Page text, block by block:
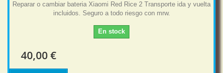
Reparar o cambiar bateria Xiaomi Red Rice 2 Transporte ida y vuelta
incluidos. Seguro a todo riesgo con mrw.
En stock
40,00 €